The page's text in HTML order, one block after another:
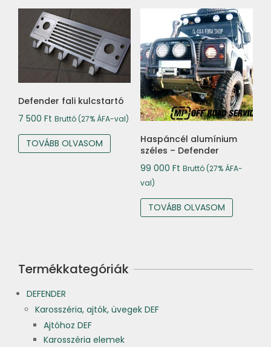
Defender fali kulcstartó
7 500 Ft Bruttó (27% ÁFA-val)
TOVÁBB OLVASOM
Haspáncél alumínium
széles – Defender
99 000 Ft Bruttó (27% ÁFA-
val)
TOVÁBB OLVASOM
Termékkategóriák
DEFENDER
Karosszéria, ajtók, üvegek DEF
Ajtóhoz DEF
Karosszéria elemek